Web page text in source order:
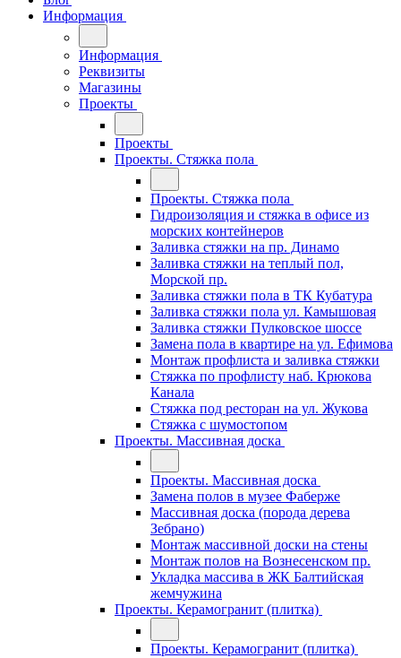
Информация
Информация
Реквизиты
Магазины
Проекты
Проекты
Проекты. Стяжка пола
Проекты. Стяжка пола
Гидроизоляция и стяжка в офисе из
морских контейнеров
Заливка стяжки на пр. Динамо
Заливка стяжки на теплый пол,
Морской пр.
Заливка стяжки пола в ТК Кубатура
Заливка стяжки пола ул. Камышовая
Заливка стяжки Пулковское шоссе
Замена пола в квартире на ул. Ефимова
Монтаж профлиста и заливка стяжки
Стяжка по профлисту наб. Крюкова
Канала
Стяжка под ресторан на ул. Жукова
Стяжка с шумостопом
Проекты. Массивная доска
Проекты. Массивная доска
Замена полов в музее Фаберже
Массивная доска (порода дерева
Зебрано)
Монтаж массивной доски на стены
Монтаж полов на Вознесенском пр.
Укладка массива в ЖК Балтийская
жемчужина
Проекты. Керамогранит (плитка)
Проекты. Керамогранит (плитка)